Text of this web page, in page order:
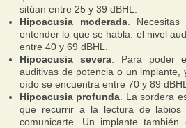
sitúan entre 25 y 39 dBHL.
Hipoacusia moderada. Necesitas
entender lo que se habla. el nivel
entre 40 y 69 dBHL.
Hipoacusia severa. Para poder
auditivas de potencia o un implante,
oído se encuentra entre 70 y 89 dBHL.
Hipoacusia profunda . La sordera
que recurrir a la lectura de labios
comunicarte. Un implante